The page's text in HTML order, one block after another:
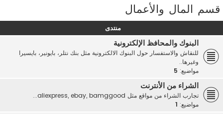
قسم المال والأعمال
منتدى
البنوك والمحافظ الإلكترونية
للنقاش والاستفسار حول البنوك الالكترونية مثل بنك نتلر، بايونير، بايسيرا
وغيرها..
مواضيع: 5
الشراء من الأنترنت
تجارب الشراء من مواقع مثل aliexpress, ebay, bamggood...
مواضيع: 1